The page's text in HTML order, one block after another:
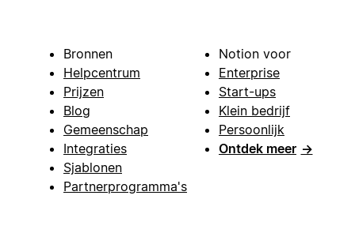
Bronnen
Helpcentrum
Prijzen
Blog
Gemeenschap
Integraties
Sjablonen
Partnerprogramma's
Notion voor
Enterprise
Start-ups
Klein bedrijf
Persoonlijk
Ontdek meer →